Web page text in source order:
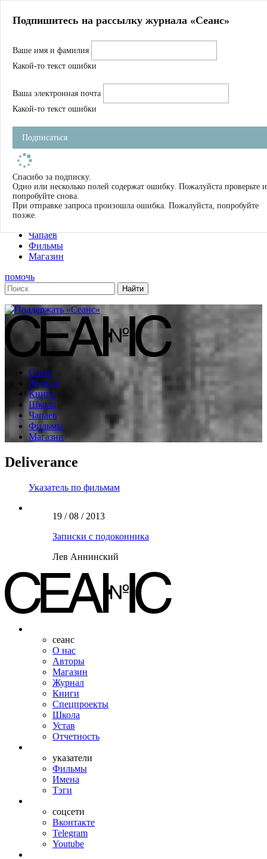
Магазин
Журнал
Школа
Устав
Фильмы
Имена
Тэги
О нас
Журнал
Книги
Чапаев
Фильмы
Магазин
помочь
О нас
Журнал
Книги
Школа
Чапаев
Фильмы
Магазин
Deliverance
Указатель по фильмам
19 / 08 / 2013
Записки с подоконника
Лев Аннинский
сеанс
О нас
Авторы
Магазин
Журнал
Книги
Спецпроекты
Школа
Устав
Отчетность
указатели
Фильмы
Имена
Тэги
соцсети
Вконтакте
Telegram
Youtube
Подпишитесь на рассылку журнала «Сеанс»
Ваше имя и фамилия
Какой-то текст ошибки
Ваша электронная почта
Какой-то текст ошибки
Подписаться
Спасибо за подписку.
Одно или несколько полей содержат ошибку. Пожалуйста проверьте и
попробуйте снова.
При отправке запроса произошла ошибка. Пожалуйста, попробуйте
позже.